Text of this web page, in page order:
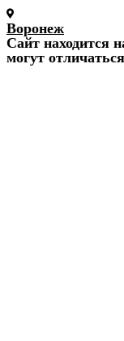
Воронеж
Cайт находится
могут отличаться